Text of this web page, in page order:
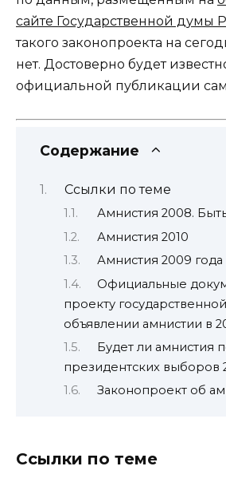
сайте Государственной думы
такого законопроекта на
нет. Достоверно будет
официальной публикации
Содержание
Ссылки по теме
Амнистия 2008.
Амнистия 2010
Амнистия 2009 года
Официальные
проекту
объявлении амнистии в
Будет ли амнистия
президентских выборов
Законопроект об
Ссылки по теме